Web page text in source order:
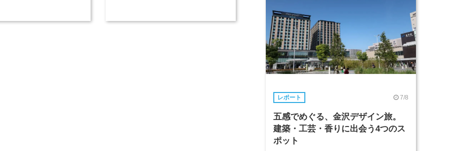
レポート 7/8
五感でめぐる、金沢デザイン旅。
建築・工芸・香りに出会う4つのス
ポット